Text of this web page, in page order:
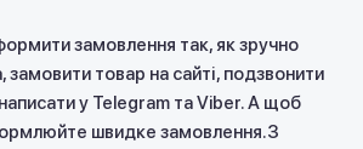
замовлення так, як зручно
товар на сайті, подзвонити
у Telegram та Viber. А щоб
швидке замовлення.З